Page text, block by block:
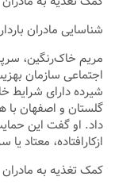
شناسایی مادران
مریم خاک‌رنگین،
اجتماعی سازمان
شیرده دارای شرایط
گلستان و اصفهان
داد. او گفت این
ازکارافتاده، معتاد یا
کمک تغذیه به مادران